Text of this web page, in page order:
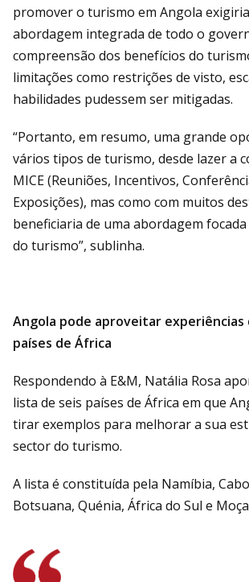
promover o turismo em Angola
abordagem integrada de todo o
compreensão dos benefícios do
limitações como restrições de visto,
habilidades pudessem ser mitigadas.
“Portanto, em resumo, uma grande
vários tipos de turismo, desde lazer a
MICE (Reuniões, Incentivos,
Exposições), mas como com muitos
beneficiaria de uma abordagem
do turismo”, sublinha.
Angola pode aproveitar experiências
países de África
Respondendo à E&M, Natália Rosa
lista de seis países de África em que
tirar exemplos para melhorar a sua
sector do turismo.
A lista é constituída pela Namíbia,
Botsuana, Quénia, África do Sul e